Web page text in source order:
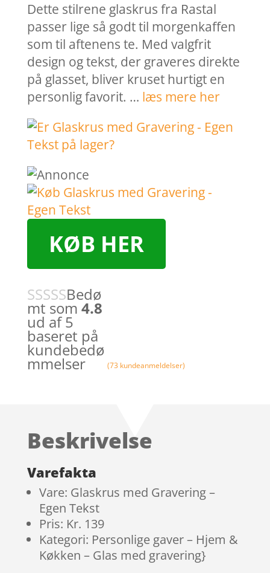
Dette stilrene glaskrus fra Rastal
passer lige så godt til morgenkaffen
som til aftenens te. Med valgfrit
design og tekst, der graveres direkte
på glasset, bliver kruset hurtigt en
personlig favorit. … læs mere her
KØB HER
Bedø
mt som 4.8
ud af 5
baseret på
kundebedø
mmelser (73 kundeanmeldelser)
Beskrivelse
Varefakta
Vare: Glaskrus med Gravering –
Egen Tekst
Pris: Kr. 139
Kategori: Personlige gaver – Hjem &
Køkken – Glas med gravering}